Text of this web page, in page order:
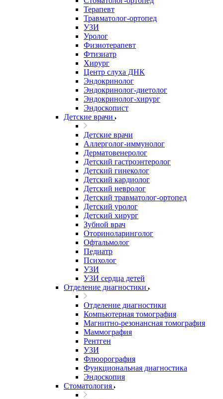
Терапевт
Травматолог-ортопед
УЗИ
Уролог
Физиотерапевт
Фтизиатр
Хирург
Центр слуха ДНК
Эндокринолог
Эндокринолог-диетолог
Эндокринолог-хирург
Эндоскопист
Детские врачи
Детские врачи
Аллерголог-иммунолог
Дерматовенеролог
Детский гастроэнтеролог
Детский гинеколог
Детский кардиолог
Детский невролог
Детский травматолог-ортопед
Детский уролог
Детский хирург
Зубной врач
Оториноларинголог
Офтальмолог
Педиатр
Психолог
УЗИ
УЗИ сердца детей
Отделение диагностики
Отделение диагностики
Компьютерная томография
Магнитно-резонансная томография
Маммография
Рентген
УЗИ
Флюорография
Функциональная диагностика
Эндоскопия
Стоматология